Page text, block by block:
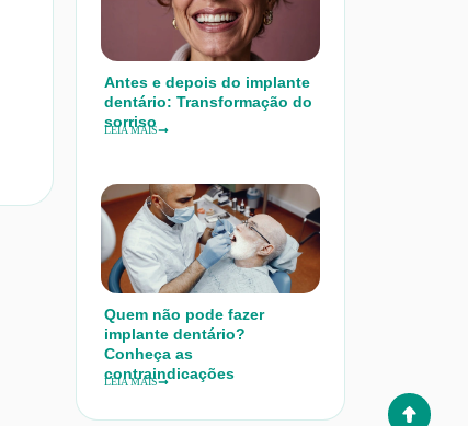
Antes e depois do implante
dentário: Transformação do
sorriso
LEIA MAIS
Quem não pode fazer
implante dentário?
Conheça as
contraindicações
LEIA MAIS